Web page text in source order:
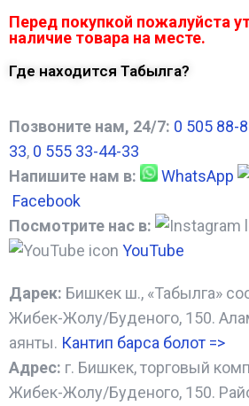
Перед покупкой пожалуйста
наличие товара на месте.
Где находится Табылга?
Позвоните нам, 24/7: 0 505 88-
33, 0 555 33-44-33
Напишите нам в:
WhatsApp
Facebook
Посмотрите нас в:
YouTube
Дарек: Бишкек ш., «Табылга»
Жибек-Жолу/Буденого, 150.
аянты. Кантип барса болот =>
Адрес: г. Бишкек, торговый
Жибек-Жолу/Буденого, 150.